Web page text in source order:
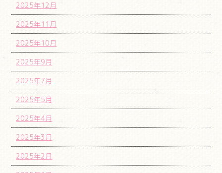
2025年12月
2025年11月
2025年10月
2025年9月
2025年7月
2025年5月
2025年4月
2025年3月
2025年2月